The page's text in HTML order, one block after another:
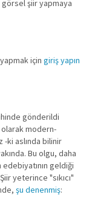
görsel şiir yapmaya
için giriş yapın
gönderildi
olarak modern-
-ki aslında bilinir
Bu olgu, daha
geldiği
yeterince "sıkıcı"
şu denenmiş: